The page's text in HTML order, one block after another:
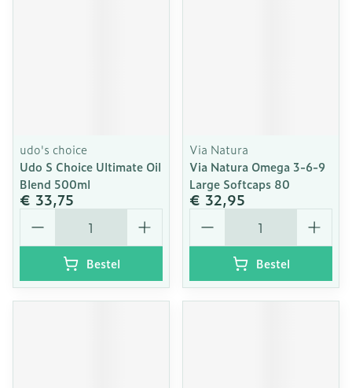
udo's choice
Udo S Choice Ultimate Oil
Blend 500ml
€ 33,75
Aantal
Bestel
Via Natura
Via Natura Omega 3-6-9
Large Softcaps 80
€ 32,95
Aantal
Bestel